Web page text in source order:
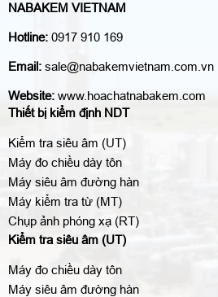
NABAKEM VIETNAM
Hotline: 0917 910 169
Email: sale@nabakemvietnam.com.vn
Website: www.hoachatnabakem.com
Thiết bị kiểm định NDT
Kiểm tra siêu âm (UT)
Máy đo chiều dày tôn
Máy siêu âm đường hàn
Máy kiểm tra từ (MT)
Chụp ảnh phóng xạ (RT)
Kiểm tra siêu âm (UT)
Máy đo chiều dày tôn
Máy siêu âm đường hàn